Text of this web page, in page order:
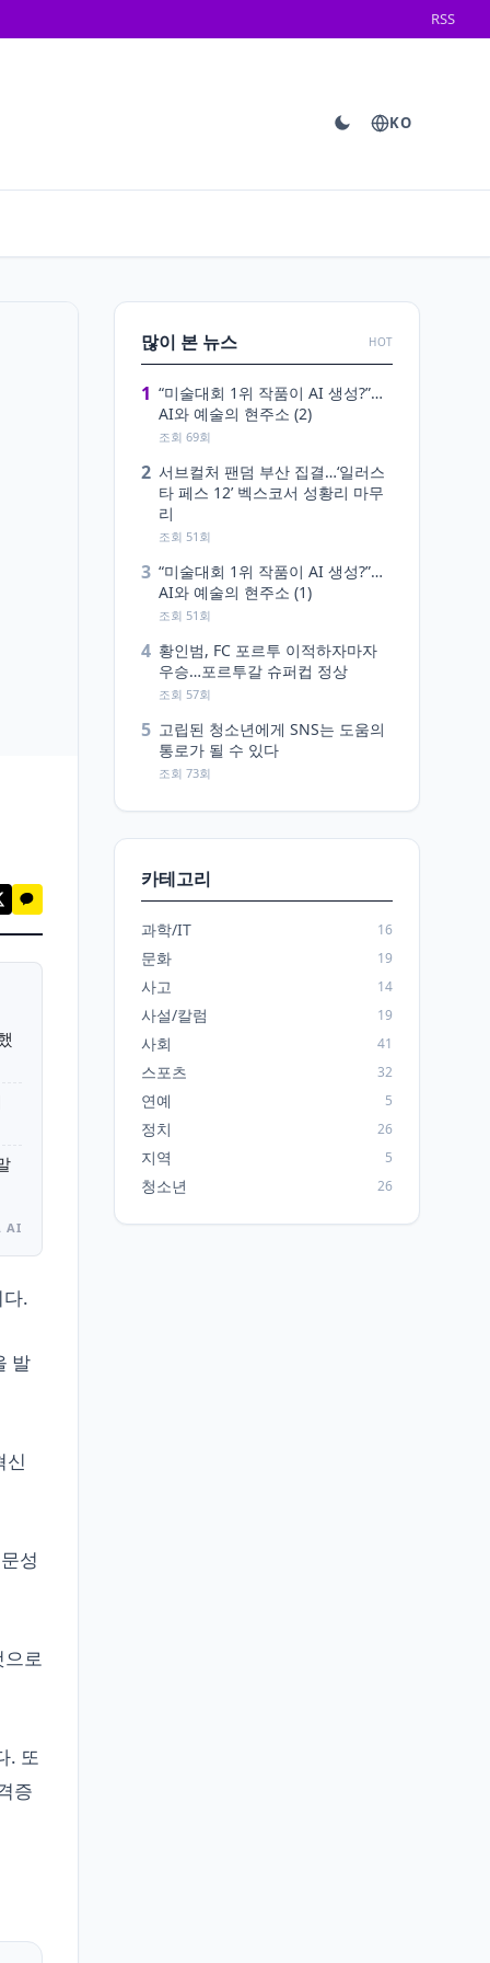
RSS
KO
AI
.
발
신
성
으로
. 또
증
많이 본 뉴스 HOT
1 “미술대회 1위 작품이 AI 생성?”…
AI와 예술의 현주소 (2)
조회 69회
2 서브컬처 팬덤 부산 집결…‘일러스
타 페스 12’ 벡스코서 성황리 마무
리
조회 51회
3 “미술대회 1위 작품이 AI 생성?”…
AI와 예술의 현주소 (1)
조회 51회
4 황인범, FC 포르투 이적하자마자
우승…포르투갈 슈퍼컵 정상
조회 57회
5 고립된 청소년에게 SNS는 도움의
통로가 될 수 있다
조회 73회
카테고리
과학/IT 16
문화 19
사고 14
사설/칼럼 19
사회 41
스포츠 32
연예 5
정치 26
지역 5
청소년 26